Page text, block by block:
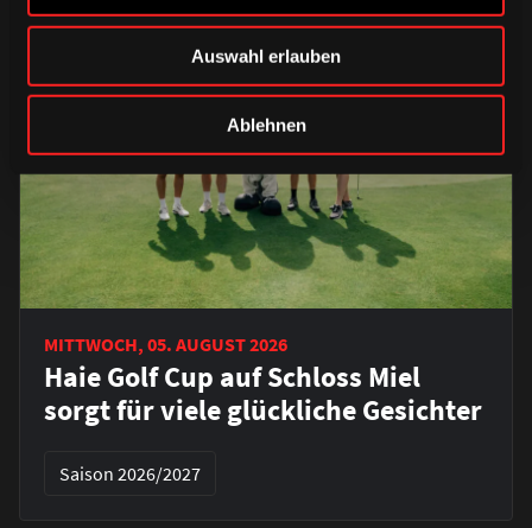
Auswahl erlauben
Ablehnen
MITTWOCH, 05. AUGUST 2026
Haie Golf Cup auf Schloss Miel
sorgt für viele glückliche Gesichter
Saison 2026/2027